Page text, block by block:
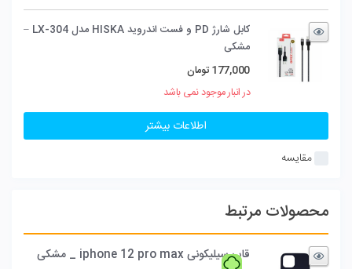
کابل شارژ PD و فست اندروید HISKA مدل LX-304 –
مشکی
177,000 تومان
در انبار موجود نمی باشد
اطلاعات بیشتر
مقایسه
محصولات مرتبط
قاب سیلیکونی iphone 12 pro max _ مشکی